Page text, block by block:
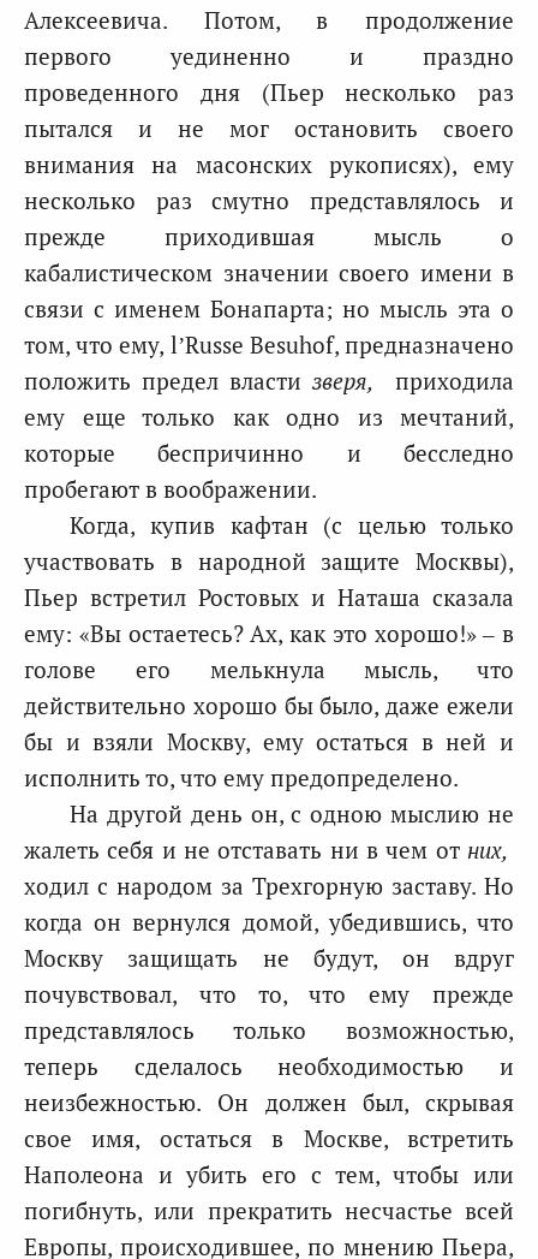
Алексеевича. Потом, в продолжение
первого уединенно и праздно
проведенного дня (Пьер несколько раз
пытался и не мог остановить своего
внимания на масонских рукописях), ему
несколько раз смутно представлялось и
прежде приходившая мысль о
кабалистическом значении своего имени в
связи с именем Бонапарта; но мысль эта о
том, что ему, l’Russe Besuhof, предназначено
положить предел властизверя, приходила
ему еще только как одно из мечтаний,
которые беспричинно и бесследно
пробегают в воображении.
Когда, купив кафтан (с целью только
участвовать в народной защите Москвы),
Пьер встретил Ростовых и Наташа сказала
ему: «Вы остаетесь? Ах, как это хорошо!» – в
голове его мелькнула мысль, что
действительно хорошо бы было, даже ежели
бы и взяли Москву, ему остаться в ней и
исполнить то, что ему предопределено.
На другой день он, с одною мыслию не
жалеть себя и не отставать ни в чем от них,
ходил с народом за Трехгорную заставу. Но
когда он вернулся домой, убедившись, что
Москву защищать не будут, он вдруг
почувствовал, что то, что ему прежде
представлялось только возможностью,
теперь сделалось необходимостью и
неизбежностью. Он должен был, скрывая
свое имя, остаться в Москве, встретить
Наполеона и убить его с тем, чтобы или
погибнуть, или прекратить несчастье всей
Европы, происходившее, по мнению Пьера,